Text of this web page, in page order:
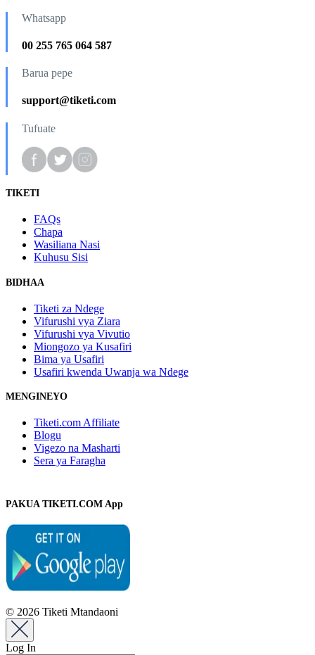
Whatsapp
00 255 765 064 587
Barua pepe
support@tiketi.com
Tufuate
TIKETI
FAQs
Chapa
Wasiliana Nasi
Kuhusu Sisi
BIDHAA
Tiketi za Ndege
Vifurushi vya Ziara
Vifurushi vya Vivutio
Miongozo ya Kusafiri
Bima ya Usafiri
Usafiri kwenda Uwanja wa Ndege
MENGINEYO
Tiketi.com Affiliate
Blogu
Vigezo na Masharti
Sera ya Faragha
PAKUA TIKETI.COM App
© 2026 Tiketi Mtandaoni
Log In